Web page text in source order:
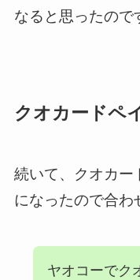
なると思ったので
クオカードペ
続いて、クオカー
になったので合わ
ヤオコーでク